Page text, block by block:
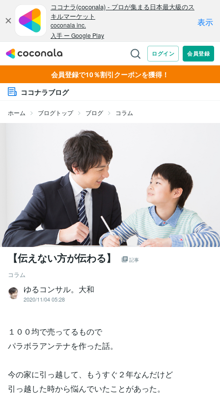
会員登録で10％割引クーポンを獲得！
ココナラブログ
ホーム ブログトップ ブログ コラム
【伝えない方が伝わる】 記事
コラム
ゆるコンサル。大和
2020/11/04 05:28
１００均で売ってるもので
パラボラアンテナを作った話。
今の家に引っ越して、もうすぐ２年なんだけど
引っ越した時から悩んでいたことがあった。